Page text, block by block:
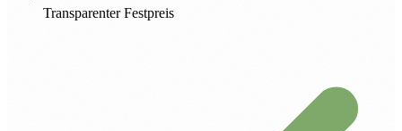
Transparenter Festpreis